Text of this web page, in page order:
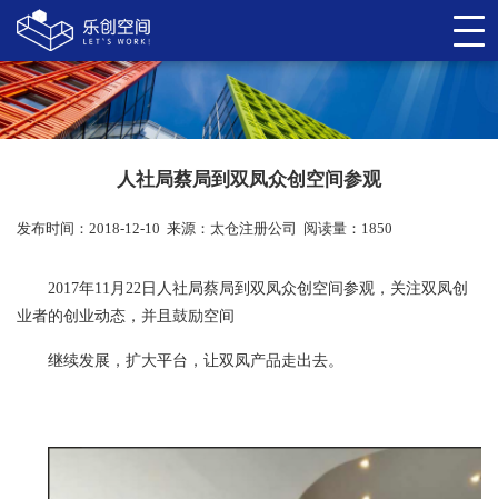
人社局蔡局到双凤众创空间参观
发布时间：2018-12-10 来源： 太仓注册公司 阅读量：1850
2017年11月22日人社局蔡局到双凤众创空间参观，关注双凤创
业者的创业动态，并且鼓励空间
继续发展，扩大平台，让双凤产品走出去。